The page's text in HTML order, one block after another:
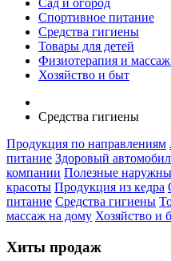
Сад и огород
Спортивное питание
Средства гигиены
Товары для детей
Физиотерапия и
Хозяйство и быт
Средства гигиены
Продукция по направлениям
питание Здоровый
компании Полезные
красоты Продукция из кедра
питание Средства гигиены
массаж на дому Хозяйство и
Хиты продаж